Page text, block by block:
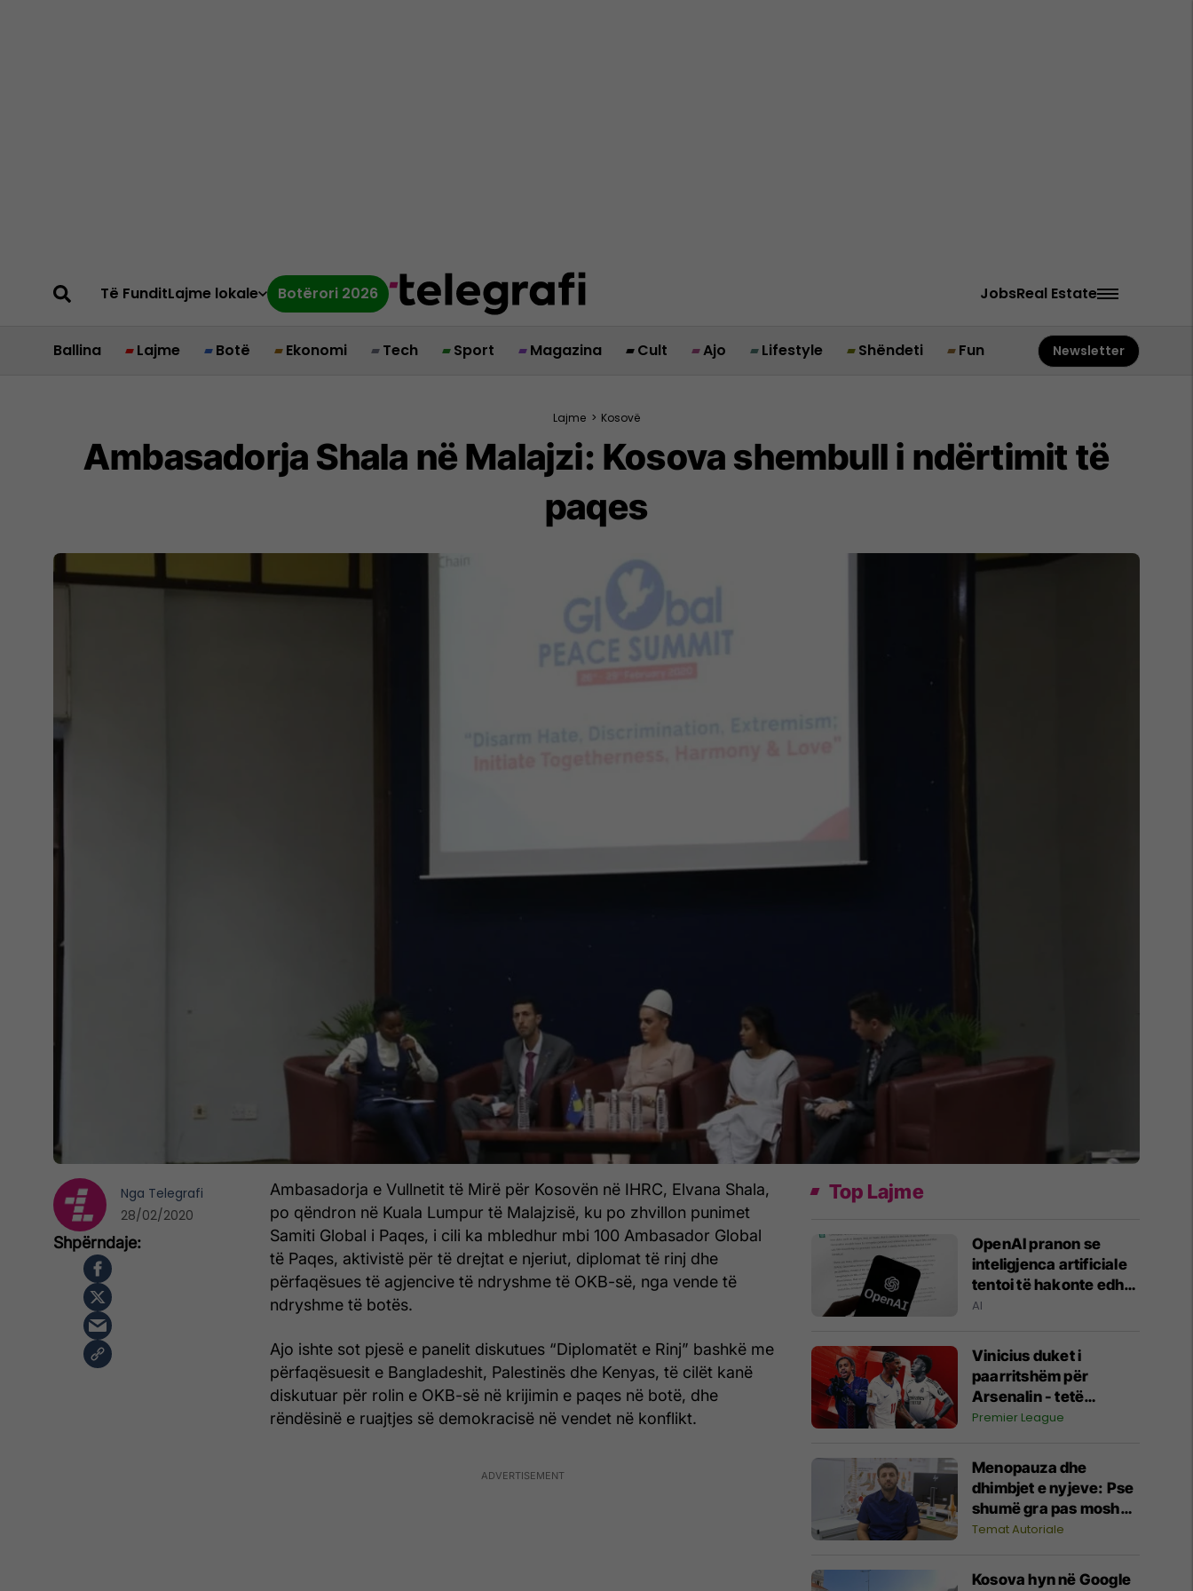
Të FunditLajme lokale Botërori 2026 JobsReal Estate
Ballina Lajme Botë Ekonomi Tech Sport Magazina Cult Ajo Lifestyle Shëndeti Fun Newsletter
Lajme > Kosovë
Ambasadorja Shala në Malajzi: Kosova shembull i ndërtimit të
paqes
Ambasadorja e Vullnetit të Mirë për Kosovën në IHRC, Elvana Shala,
po qëndron në Kuala Lumpur të Malajzisë, ku po zhvillon punimet
Samiti Global i Paqes, i cili ka mbledhur mbi 100 Ambasador Global
të Paqes, aktivistë për të drejtat e njeriut, diplomat të rinj dhe
përfaqësues të agjencive të ndryshme të OKB-së, nga vende të
ndryshme të botës.
Ajo ishte sot pjesë e panelit diskutues “Diplomatët e Rinj” bashkë me
përfaqësuesit e Bangladeshit, Palestinës dhe Kenyas, të cilët kanë
diskutuar për rolin e OKB-së në krijimin e paqes në botë, dhe
rëndësinë e ruajtjes së demokracisë në vendet në konflikt.
Nga Telegrafi
28/02/2020
Top Lajme
OpenAI pranon se
inteligjenca artificiale
tentoi të hakonte edhe
shërbime të tjera
AI
Vinicius duket i
paarritshëm për
Arsenalin - tetë
alternativa si
për krahun e majtë te
Topçinjtë
Premier League
Menopauza dhe
dhimbjet e nyjeve: Pse
shumë gra pas moshës
45 vjeç fillojnë të
gjithë trupin?
Temat Autoriale
Kosova hyn në Google